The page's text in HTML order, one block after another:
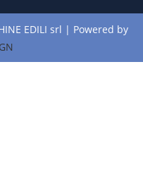
EDILI srl | Powered by